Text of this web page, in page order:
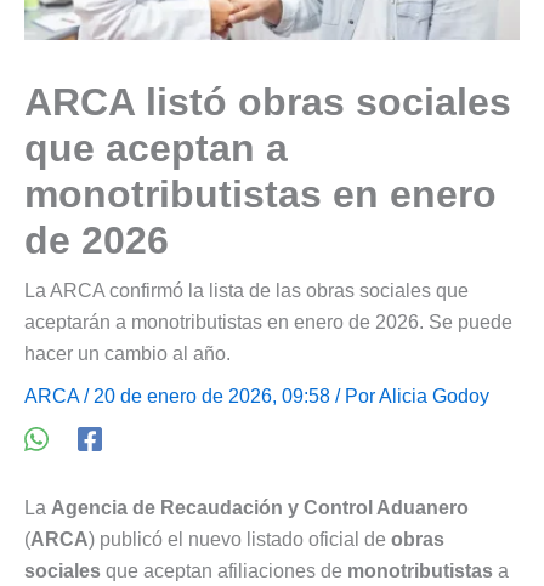
ARCA listó obras sociales
que aceptan a
monotributistas en enero
de 2026
La ARCA confirmó la lista de las obras sociales que
aceptarán a monotributistas en enero de 2026. Se puede
hacer un cambio al año.
ARCA/ 20 de enero de 2026, 09:58 / PorAlicia Godoy
La Agencia de Recaudación y Control Aduanero
(ARCA) publicó el nuevo listado oficial de obras
sociales que aceptan afiliaciones de monotributistas a